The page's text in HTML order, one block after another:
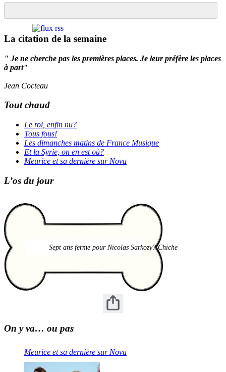
La citation de la semaine
" Je ne cherche pas les premières places. Je leur préfère les places
à part"
Jean Cocteau
Tout chaud
Le roi, enfin nu?
Tous fous!
Les dimanches matins de France Musique
Et la Syrie, on en est où?
Meurice et sa dernière sur Nova
L’os du jour
Sept ans ferme pour Nicolas Sarkozy? Chiche
On y va… ou pas
Meurice et sa dernière sur Nova